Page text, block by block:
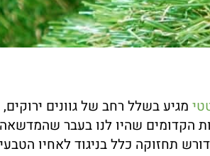
מגיע בשלל רחב של גוונים
שהיו לנו בעבר שהמדשאה
תחזוקה כלל בניגוד לאחיו